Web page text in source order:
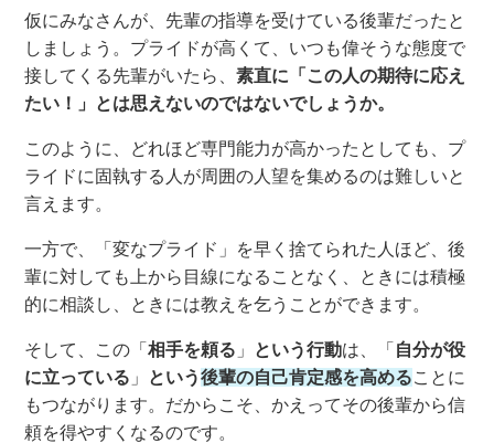
仮にみなさんが、 先輩の指導を受けている後輩だったと
しましょう。プライドが高くて、いつも偉そうな態度で
接してくる先輩がいたら、素直に「この人の期待に応え
たい！」とは思えないのではないでしょうか。
このように、 どれほど専門能力が高かったとしても、プ
ライドに固執する人が周囲の人望を集めるのは難しいと
言えます。
一方で 「変なプライド」を早く捨てられた人ほど 、後
輩に対しても 上から目線になることなく、 ときには積極
的に相談し
、ときには教えを乞うことができ ます。
そして、この 「相手を頼る 」 という行動は、 「 自分が役
に立っている 」 という後輩の自己肯定感を高めることに
もつながります。 だからこそ、かえってその後輩から信
頼を得やすくなるのです。